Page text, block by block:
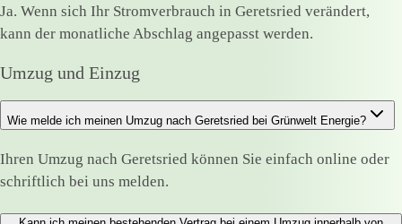
Ja. Wenn sich Ihr Stromverbrauch in Geretsried verändert,
kann der monatliche Abschlag angepasst werden.
Umzug und Einzug
Wie melde ich meinen Umzug nach Geretsried bei Grünwelt Energie?
Ihren Umzug nach Geretsried können Sie einfach online oder
schriftlich bei uns melden.